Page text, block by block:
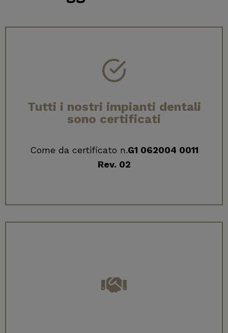
Tutti i nostri impianti dentali
sono certificati
Come da certificato n.G1 062004 0011
Rev. 02